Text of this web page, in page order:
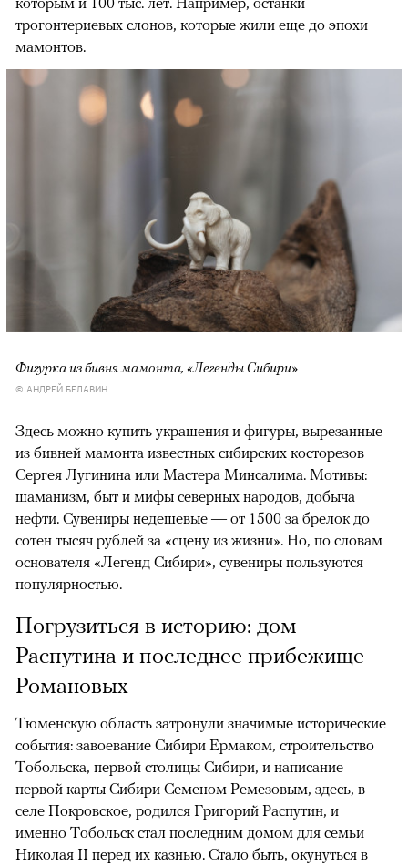
трогонтериевых слонов, которые жили еще до эпохи
мамонтов.
Фигурка из бивня мамонта, «Легенды Сибири»
© АНДРЕЙ БЕЛАВИН
Здесь можно купить украшения и фигуры, вырезанные
из бивней мамонта известных сибирских косторезов
Сергея Лугинина или Мастера Минсалима. Мотивы:
шаманизм, быт и мифы северных народов, добыча
нефти. Сувениры недешевые — от 1500 за брелок до
сотен тысяч рублей за «сцену из жизни». Но, по словам
основателя «Легенд Сибири», сувениры пользуются
популярностью.
Погрузиться в историю: дом
Распутина и последнее прибежище
Романовых
Тюменскую область затронули значимые исторические
события: завоевание Сибири Ермаком, строительство
Тобольска, первой столицы Сибири, и написание
первой карты Сибири Семеном Ремезовым, здесь, в
селе Покровское, родился Григорий Распутин, и
именно Тобольск стал последним домом для семьи
Николая II перед их казнью. Стало быть, окунуться в